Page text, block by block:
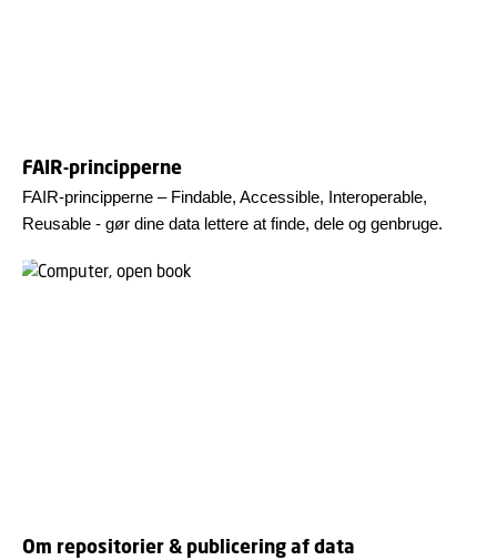
FAIR-principperne
FAIR-principperne – Findable, Accessible, Interoperable,
Reusable - gør dine data lettere at finde, dele og genbruge.
Om repositorier & publicering af data